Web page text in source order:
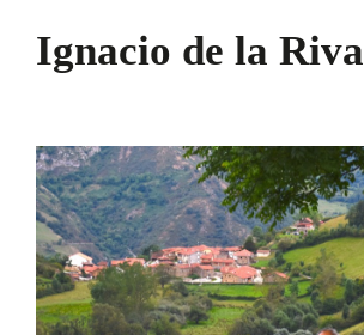
Ignacio de la Riva